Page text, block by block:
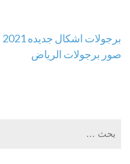
تصفّح
المقالات
برجولات اشكال جديده 2021
صور برجولات الرياض